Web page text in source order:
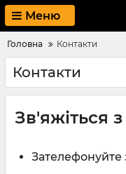
Меню
Головна Контакти
Контакти
Зв'яжіться